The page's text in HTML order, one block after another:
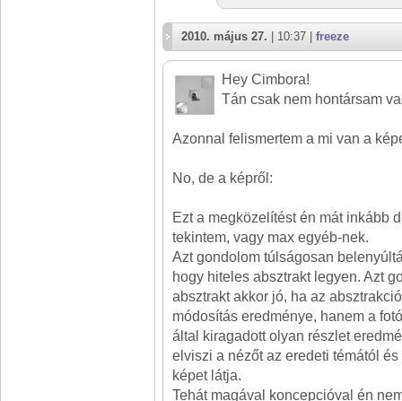
2010. május 27. | 10:37 | freeze
Hey Cimbora!
Tán csak nem hontársam
Azonnal felismertem a mi van a
No, de a képről:
Ezt a megközelítést én mát inkább
tekintem, vagy max egyéb-nek.
Azt gondolom túlságosan
hogy hiteles absztrakt legyen. Azt
absztrakt akkor jó, ha az
módosítás eredménye, hanem a
által kiragadott olyan részlet
elviszi a nézőt az eredeti témától
képet látja.
Tehát magával koncepcióval én